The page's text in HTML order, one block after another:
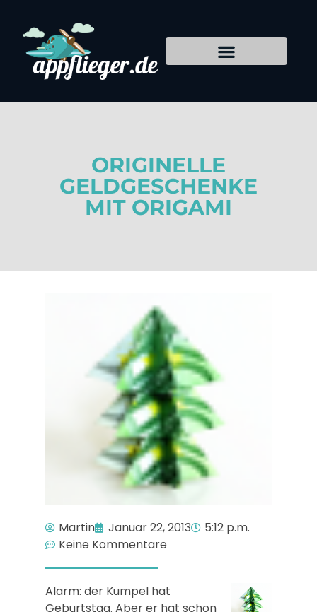
ORIGINELLE
GELDGESCHENKE
MIT ORIGAMI
Martin Januar 22, 2013
5:12 p.m.
Keine Kommentare
Alarm: der Kumpel hat
Geburtstag. Aber er hat schon